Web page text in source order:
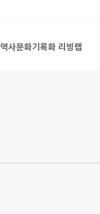
역사문화기록화 리빙랩